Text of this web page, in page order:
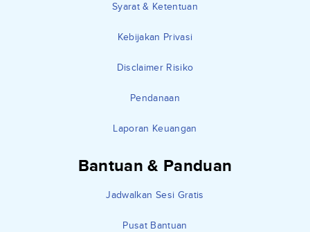
Syarat & Ketentuan
Kebijakan Privasi
Disclaimer Risiko
Pendanaan
Laporan Keuangan
Bantuan & Panduan
Jadwalkan Sesi Gratis
Pusat Bantuan